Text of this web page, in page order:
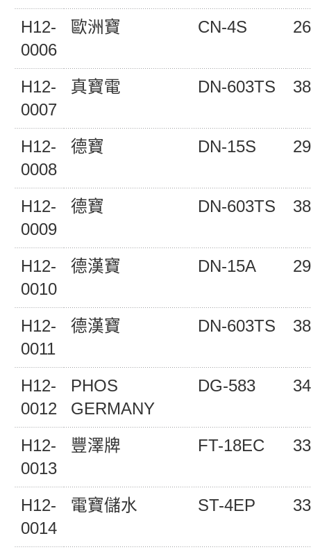
H12-
0006
歐洲寶 CN-4S 26
H12-
0007
真寶電 DN-603TS 38
H12-
0008
德寶 DN-15S 29
H12-
0009
德寶 DN-603TS 38
H12-
0010
德漢寶 DN-15A 29
H12-
0011
德漢寶 DN-603TS 38
H12-
0012
PHOS
GERMANY
DG-583 34
H12-
0013
豐澤牌 FT-18EC 33
H12-
0014
電寶儲水 ST-4EP 33